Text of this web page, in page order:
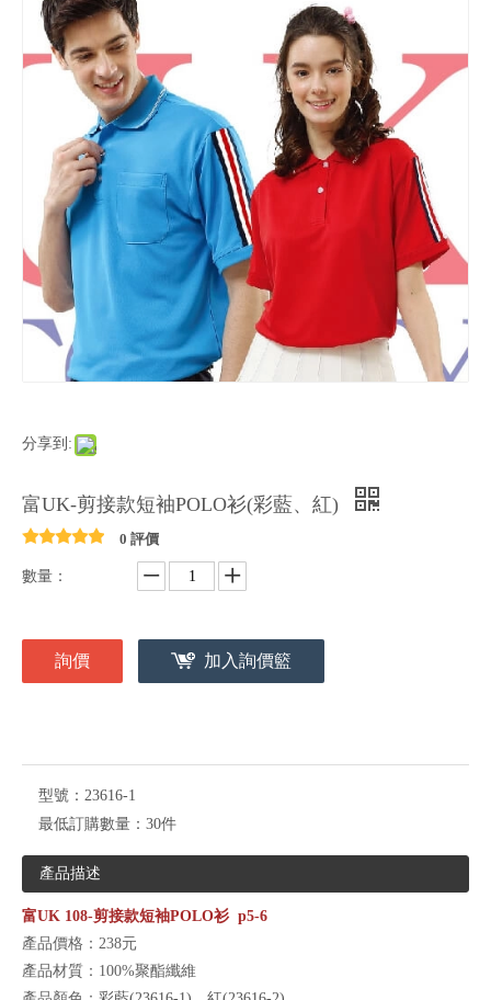
分享到:
富UK-剪接款短袖POLO衫(彩藍、紅)
0 評價
數量：
詢價 加入詢價籃
型號： 23616-1
最低訂購數量： 30件
產品描述
富UK 108-剪接款短袖POLO衫 p5-6
產品價格：238元
產品材質 ：100%聚酯纖維